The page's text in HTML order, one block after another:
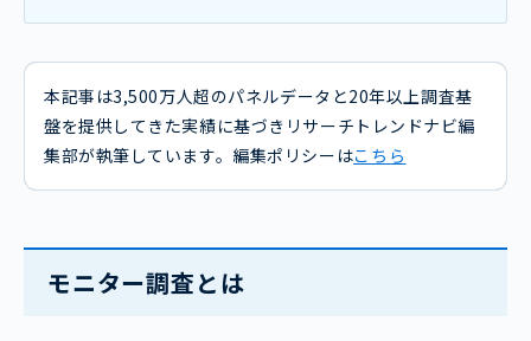
本記事は3,500万人超のパネルデータと20年以上調査基
盤を提供してきた実績に基づきリサーチトレンドナビ編
集部が執筆しています。編集ポリシーはこちら
モニター調査とは